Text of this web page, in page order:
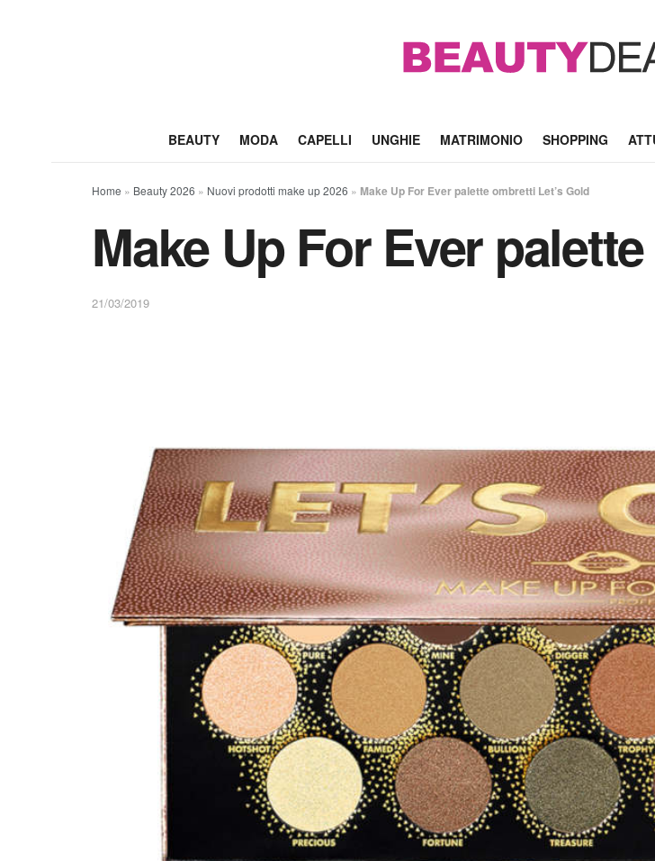
BEAUTY MODA CAPELLI UNGHIE MATRIMONIO SHOPPING
Home » Beauty 2026 » Nuovi prodotti make up 2026 » Make Up For Ever palette ombretti Let’s Gold
Make Up For Ever
21/03/2019